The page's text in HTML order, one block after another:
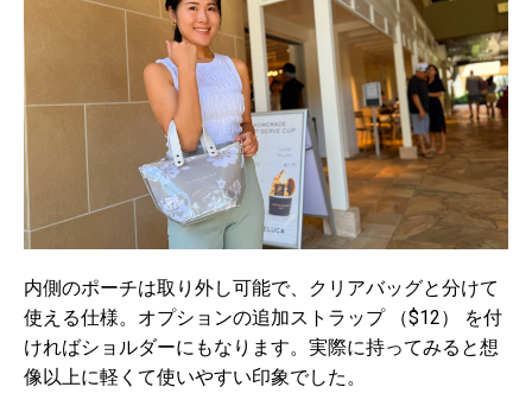
内側のポーチは取り外し可能で、クリアバッグと分けて
使える仕様。オプションの追加ストラップ （$12） を付
ければショルダーにもなります。実際に持ってみると想
像以上に軽くて使いやすい印象でした。